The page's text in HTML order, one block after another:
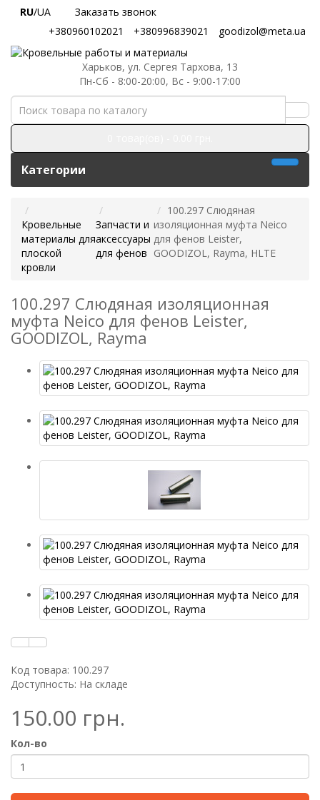
RU/UA
Заказать звонок
+380960102021
+380996839021 goodizol@meta.ua
Харьков, ул. Сергея Тархова, 13
Пн-Сб - 8:00-20:00, Вс - 9:00-17:00
Категории
Кровельные
материалы для
плоской
кровли
Запчасти и
аксессуары
для фенов
100.297 Слюдяная
изоляционная муфта Neico
для фенов Leister,
GOODIZOL, Rayma, HLTE
100.297 Слюдяная изоляционная
муфта Neico для фенов Leister,
GOODIZOL, Rayma
Код товара: 100.297
Доступность: На складе
150.00 грн.
Кол-во